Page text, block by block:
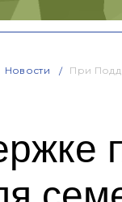
Новости При